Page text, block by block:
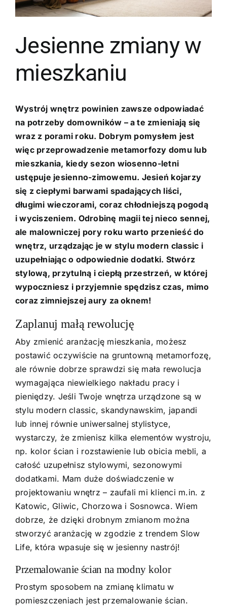
Jesienne zmiany w
mieszkaniu
Wystrój wnętrz powinien zawsze odpowiadać
na potrzeby domowników – a te zmieniają się
wraz z porami roku. Dobrym pomysłem jest
więc przeprowadzenie metamorfozy domu lub
mieszkania, kiedy sezon wiosenno-letni
ustępuje jesienno-zimowemu. Jesień kojarzy
się z ciepłymi barwami spadających liści,
długimi wieczorami, coraz chłodniejszą pogodą
i wyciszeniem. Odrobinę magii tej nieco sennej,
ale malowniczej pory roku warto przenieść do
wnętrz, urządzając je w stylu modern classic i
uzupełniając o odpowiednie dodatki. Stwórz
stylową, przytulną i ciepłą przestrzeń, w której
wypoczniesz i przyjemnie spędzisz czas, mimo
coraz zimniejszej aury za oknem!
Zaplanuj małą rewolucję
Aby zmienić aranżację mieszkania, możesz
postawić oczywiście na gruntowną metamorfozę,
ale równie dobrze sprawdzi się mała rewolucja
wymagająca niewielkiego nakładu pracy i
pieniędzy. Jeśli Twoje wnętrza urządzone są w
stylu modern classic, skandynawskim, japandi
lub innej równie uniwersalnej stylistyce,
wystarczy, że zmienisz kilka elementów wystroju,
np. kolor ścian i rozstawienie lub obicia mebli, a
całość uzupełnisz stylowymi, sezonowymi
dodatkami. Mam duże doświadczenie w
projektowaniu wnętrz – zaufali mi klienci m.in. z
Katowic, Gliwic, Chorzowa i Sosnowca. Wiem
dobrze, że dzięki drobnym zmianom można
stworzyć aranżację w zgodzie z trendem Slow
Life, która wpasuje się w jesienny nastrój!
Przemalowanie ścian na modny kolor
Prostym sposobem na zmianę klimatu w
pomieszczeniach jest przemalowanie ścian.